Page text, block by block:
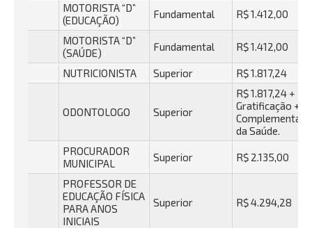
MOTORISTA “D”
(EDUCAÇÃO)
Fundamental R$ 1.412,00
MOTORISTA “D”
(SAÚDE)
Fundamental R$ 1.412,00
NUTRICIONISTA Superior R$ 1.817,24
ODONTOLOGO Superior
R$ 1.817,24 +
Gratificação +
da Saúde.
PROCURADOR
MUNICIPAL
Superior R$ 2.135,00
PROFESSOR DE
EDUCAÇÃO FÍSICA
PARA ANOS
INICIAIS
Superior R$ 4.294,28